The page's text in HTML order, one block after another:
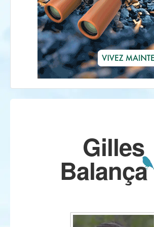
Gilles
Balança